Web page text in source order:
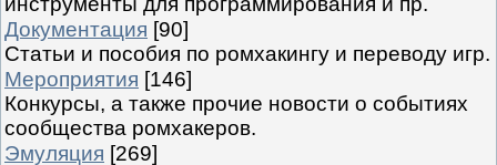
Документация [90]
Статьи и пособия по ромхакингу и переводу игр.
Мероприятия [146]
Конкурсы, а также прочие новости о событиях
сообщества ромхакеров.
Эмуляция [269]